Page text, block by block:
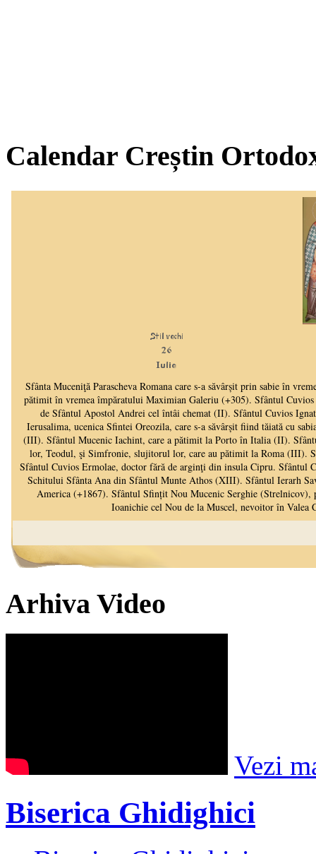
Calendar Creștin
Arhiva Video
Vezi
Biserica Ghidighici